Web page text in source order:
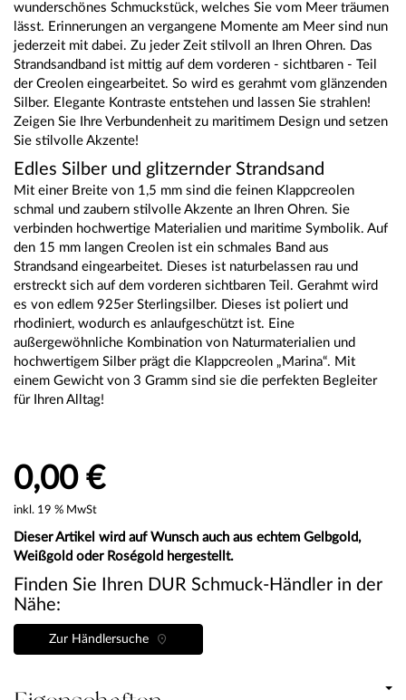
wunderschönes Schmuckstück, welches Sie vom Meer träumen
lässt. Erinnerungen an vergangene Momente am Meer sind nun
jederzeit mit dabei. Zu jeder Zeit stilvoll an Ihren Ohren. Das
Strandsandband ist mittig auf dem vorderen - sichtbaren - Teil
der Creolen eingearbeitet. So wird es gerahmt vom glänzenden
Silber. Elegante Kontraste entstehen und lassen Sie strahlen!
Zeigen Sie Ihre Verbundenheit zu maritimem Design und setzen
Sie stilvolle Akzente!
Edles Silber und glitzernder Strandsand
Mit einer Breite von 1,5 mm sind die feinen Klappcreolen
schmal und zaubern stilvolle Akzente an Ihren Ohren. Sie
verbinden hochwertige Materialien und maritime Symbolik. Auf
den 15 mm langen Creolen ist ein schmales Band aus
Strandsand eingearbeitet. Dieses ist naturbelassen rau und
erstreckt sich auf dem vorderen sichtbaren Teil. Gerahmt wird
es von edlem 925er Sterlingsilber. Dieses ist poliert und
rhodiniert, wodurch es anlaufgeschützt ist. Eine
außergewöhnliche Kombination von Naturmaterialien und
hochwertigem Silber prägt die Klappcreolen „Marina“. Mit
einem Gewicht von 3 Gramm sind sie die perfekten Begleiter
für Ihren Alltag!
0,00 €
inkl. 19 % MwSt
Dieser Artikel wird auf Wunsch auch aus echtem Gelbgold,
Weißgold oder Roségold hergestellt.
Finden Sie Ihren DUR Schmuck-Händler in der
Nähe:
Zur Händlersuche